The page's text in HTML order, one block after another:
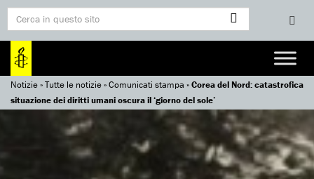
Notizie»Tutte le notizie»Comunicati stampa »Corea del Nord: catastrofica
situazione dei diritti umani oscura il ‘giorno del sole’